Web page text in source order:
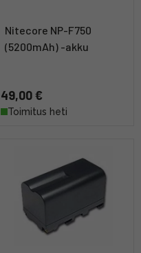
Nitecore NP-F750
(5200mAh) -akku
49,00 €
Toimitus heti